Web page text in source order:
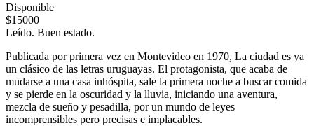
Disponible
$15000
Leído. Buen estado.
Publicada por primera vez en Montevideo en 1970, La ciudad es ya
un clásico de las letras uruguayas. El protagonista, que acaba de
mudarse a una casa inhóspita, sale la primera noche a buscar comida
y se pierde en la oscuridad y la lluvia, iniciando una aventura,
mezcla de sueño y pesadilla, por un mundo de leyes
incomprensibles pero precisas e implacables.